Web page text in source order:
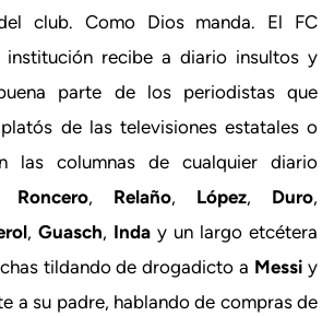
club. Como Dios manda. El FC
institución recibe a diario insultos y
parte de los periodistas que
de las televisiones estatales o
las columnas de cualquier diario
Roncero, Relaño, López, Duro,
, Guasch, Inda y un largo etcétera
tildando de drogadicto a Messi y
a su padre, hablando de compras de